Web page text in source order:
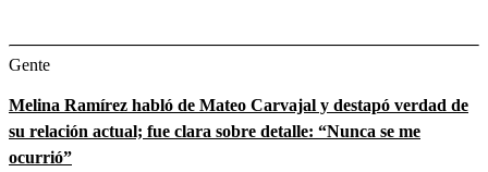
Gente
Melina Ramírez habló de Mateo Carvajal y destapó verdad de
su relación actual; fue clara sobre detalle: “Nunca se me
ocurrió”